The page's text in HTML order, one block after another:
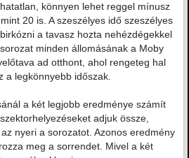
könnyen lehet reggel mínusz
20 is. A szeszélyes idő szeszélyes
a tavasz hozta nehézdégekkel
minden állomásának a Moby
ad otthont, ahol rengeteg hal
a legkönnyebb időszak.
a két legjobb eredménye számít
adjuk össze,
nyeri a sorozatot. Azonos eredmény
meg a sorrendet. Mivel a két